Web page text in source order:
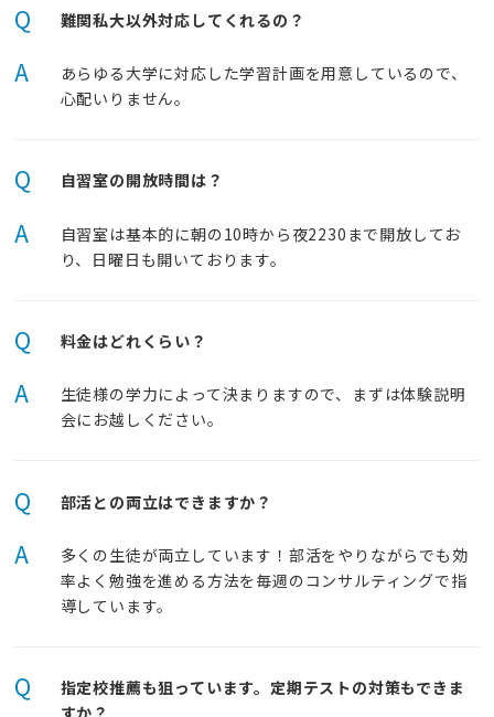
Q 難関私大以外対応してくれるの？
A
あらゆる大学に対応した学習計画を用意しているので、
心配いりません。
Q 自習室の開放時間は？
A
自習室は基本的に朝の10時から夜2230まで開放してお
り、日曜日も開いております。
Q 料金はどれくらい？
A
生徒様の学力によって決まりますので、まずは体験説明
会にお越しください。
Q 部活との両立はできますか？
A
多くの生徒が両立しています！部活をやりながらでも効
率よく勉強を進める方法を毎週のコンサルティングで指
導しています。
Q
指定校推薦も狙っています。定期テストの対策もできま